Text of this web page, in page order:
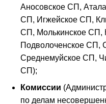
Аносовское СП,
СП, Игжейское СП,
СП, Молькинское СП,
Подволоченское СП,
Среднемуйское СП,
СП);
Комиссии
по делам